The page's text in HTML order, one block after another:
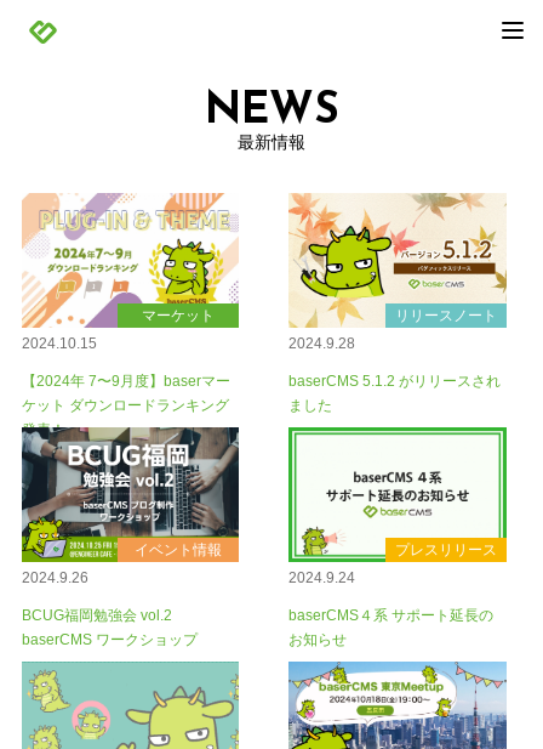
NEWS
最新情報
マーケット
2024.10.15
【2024年 7〜9月度】baserマー
ケット ダウンロードランキング
発表！
リリースノート
2024.9.28
baserCMS 5.1.2 がリリースされ
ました
イベント情報
2024.9.26
BCUG福岡勉強会 vol.2
baserCMS ワークショップ
プレスリリース
2024.9.24
baserCMS４系 サポート延長の
お知らせ